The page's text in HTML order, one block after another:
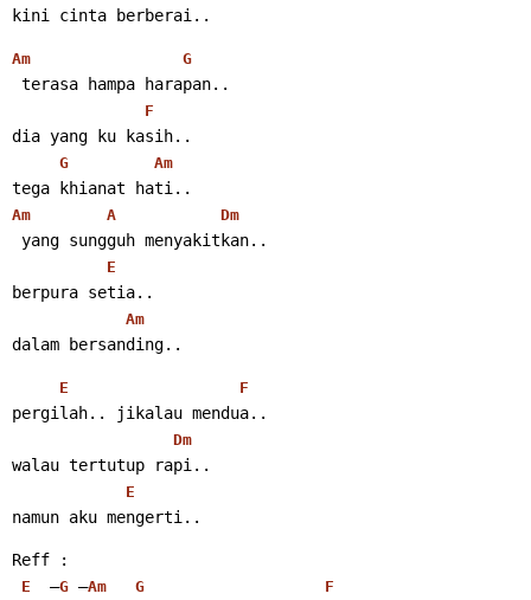
kini cinta berberai..
Am G
terasa hampa harapan..
F
dia yang ku kasih..
G Am
tega khianat hati..
Am A Dm
yang sungguh menyakitkan..
E
berpura setia..
Am
dalam bersanding..
E F
pergilah.. jikalau mendua..
Dm
walau tertutup rapi..
E
namun aku mengerti..
Reff :
E
  –
G –Am G F